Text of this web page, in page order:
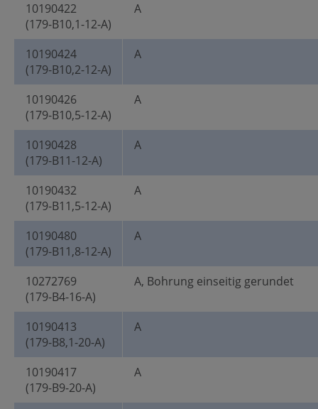
10190422
(179-B10,1-12-A)
A
10190424
(179-B10,2-12-A)
A
10190426
(179-B10,5-12-A)
A
10190428
(179-B11-12-A)
A
10190432
(179-B11,5-12-A)
A
10190480
(179-B11,8-12-A)
A
10272769
(179-B4-16-A)
A, Bohrung einseitig gerundet
10190413
(179-B8,1-20-A)
A
10190417
(179-B9-20-A)
A